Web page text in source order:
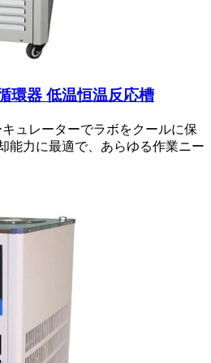
環器 低温恒温反応槽
ュレーターでラボをクールに保
能力に最適で、あらゆる作業ニー